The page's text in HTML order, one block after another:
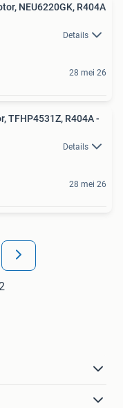
NEU6220GK, R404A
Details
28 mei 26
TFHP4531Z, R404A -
Details
28 mei 26